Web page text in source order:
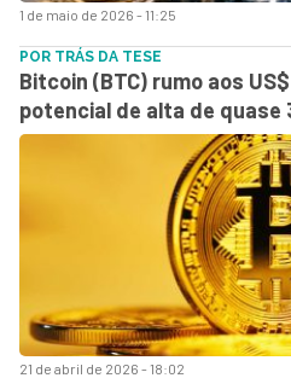
1 de maio de 2026 - 11:25
21 de abril de 2026 - 18:02
POR TRÁS DA TESE
Bitcoin (BTC) rumo aos
potencial de alta de quase